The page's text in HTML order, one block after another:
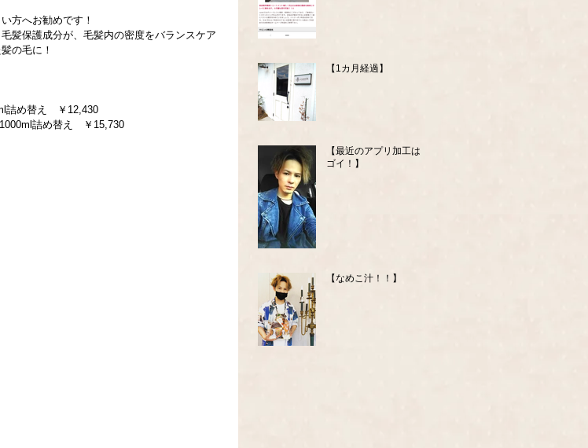
方へお勧めです！
髪保護成分が、毛髪内の密度をバランスケア
の毛に！
詰め替え　￥12,430
詰め替え　￥15,730
【1カ月経過】
【最近のアプリ加工はス
ゴイ！】
【なめこ汁！！】